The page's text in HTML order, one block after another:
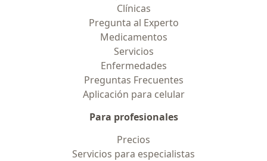
Clínicas
Pregunta al Experto
Medicamentos
Servicios
Enfermedades
Preguntas Frecuentes
Aplicación para celular
Para profesionales
Precios
Servicios para especialistas